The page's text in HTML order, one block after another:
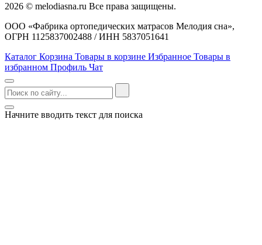
2026 © melodiasna.ru Все права защищены.
ООО «Фабрика ортопедических матрасов Мелодия сна»,
ОГРН 1125837002488 / ИНН 5837051641
Каталог Корзина Товары в корзине Избранное Товары в
избранном Профиль Чат
Начните вводить текст для поиска